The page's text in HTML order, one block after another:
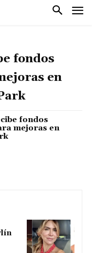
fondos
en
fondos
mejoras en